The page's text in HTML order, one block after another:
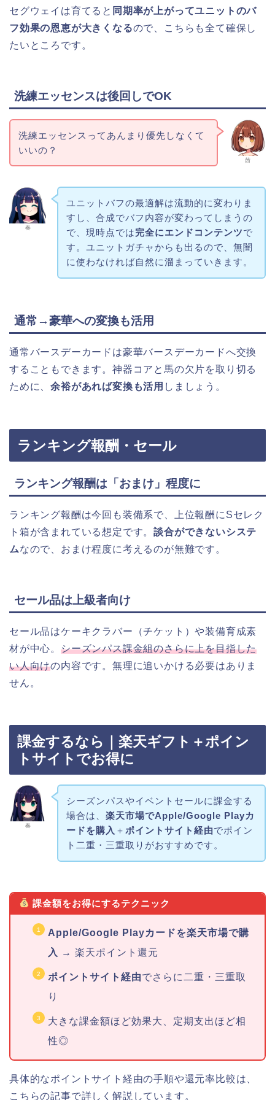
セグウェイは育てると 同期率が上がってユニットのバ
フ効果の恩恵が大きくなるので、こちらも全て確保し
たいところです。
洗練エッセンスは後回しでOK
茜
洗練エッセンスってあんまり優先しなくて
いいの？
奏
ユニットバフの最適解は流動的に変わりま
すし、合成でバフ内容が変わってしまうの
で、現時点では完全にエンドコンテンツで
す。ユニットガチャからも出るので、無闇
に使わなければ自然に溜まっていきます。
通常→豪華への変換も活用
通常バースデーカードは豪華バースデーカードへ交換
することもできます。神器コアと馬の欠片を取り切る
ために、余裕があれば変換も活用 しましょう。
ランキング報酬・セール
ランキング報酬は「おまけ」程度に
ランキング報酬は今回も装備系で、上位報酬にSセレク
ト箱が含まれている想定です。談合ができないシステ
ムなので、おまけ程度に考えるのが無難です。
セール品は上級者向け
セール品はケーキクラバー（チケット）や装備育成素
材が中心。 シーズンパス課金組のさらに上を目指した
い人向けの内容です。無理に追いかける必要はありま
せん。
課金するなら｜楽天ギフト＋ポイン
トサイトでお得に
奏
シーズンパスやイベントセールに課金する
場合は、 楽天市場でApple/Google Playカ
ードを購入 ＋ ポイントサイト経由でポイン
ト二重・三重取りがおすすめです。
課金額をお得にするテクニック
Apple/Google Playカードを楽天市場で購
入
→ 楽天ポイント還元
ポイントサイト経由でさらに二重・三重取
り
大きな課金額ほど効果大、定期支出ほど相
性◎
具体的なポイントサイト経由の手順や還元率比較は、
こちらの記事で詳しく解説しています。